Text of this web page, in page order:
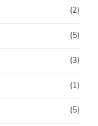
(2)
(5)
(3)
(1)
(5)